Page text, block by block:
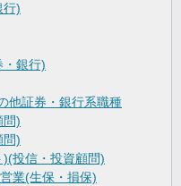
行)
・銀行)
他証券・銀行系職種
問)
問)
投信・投資顧問)
業(生保・損保)